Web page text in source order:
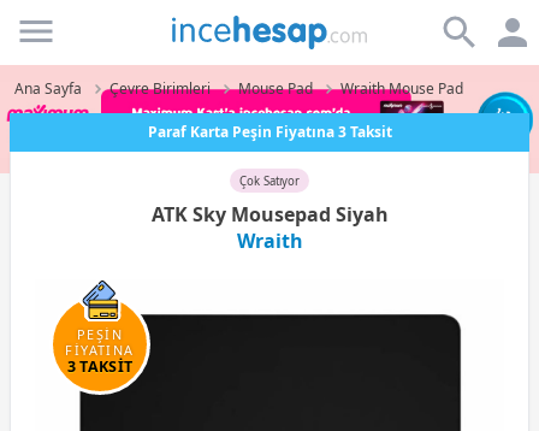
Incehesap
Ana Sayfa Çevre Birimleri Mouse Pad Wraith Mouse Pad
Paraf Karta Peşin Fiyatına 3 Taksit
Çok Satıyor
ATK Sky Mousepad Siyah
Wraith
PEŞİN
FİYATINA
3 TAKSİT